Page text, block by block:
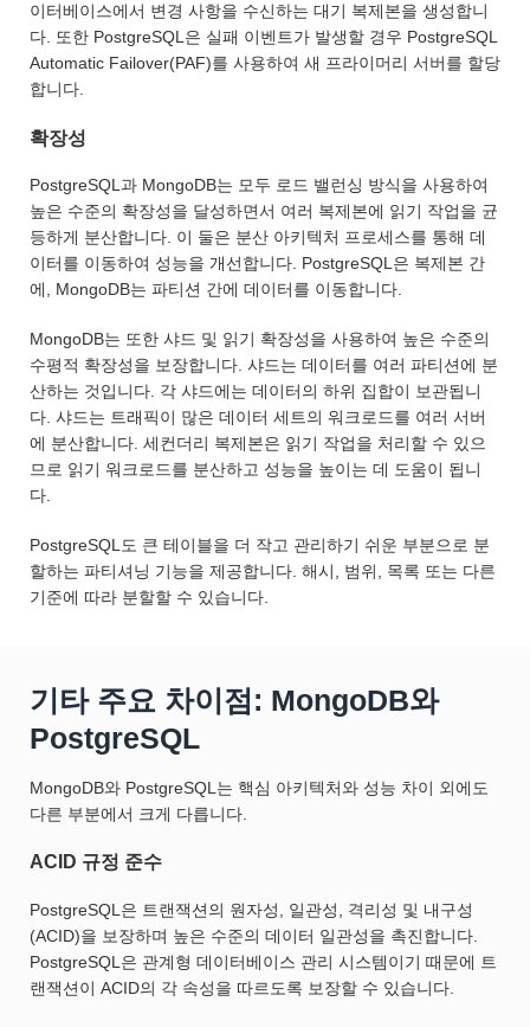
이터베이스에서 변경 사항을 수신하는 대기 복제본을 생성합니
다. 또한 PostgreSQL은 실패 이벤트가 발생할 경우 PostgreSQL
Automatic Failover(PAF)를 사용하여 새 프라이머리 서버를 할당
합니다.
확장성
PostgreSQL과 MongoDB는 모두 로드 밸런싱 방식을 사용하여
높은 수준의 확장성을 달성하면서 여러 복제본에 읽기 작업을 균
등하게 분산합니다. 이 둘은 분산 아키텍처 프로세스를 통해 데
이터를 이동하여 성능을 개선합니다. PostgreSQL은 복제본 간
에, MongoDB는 파티션 간에 데이터를 이동합니다.
MongoDB는 또한 샤드 및 읽기 확장성을 사용하여 높은 수준의
수평적 확장성을 보장합니다. 샤드는 데이터를 여러 파티션에 분
산하는 것입니다. 각 샤드에는 데이터의 하위 집합이 보관됩니
다. 샤드는 트래픽이 많은 데이터 세트의 워크로드를 여러 서버
에 분산합니다. 세컨더리 복제본은 읽기 작업을 처리할 수 있으
므로 읽기 워크로드를 분산하고 성능을 높이는 데 도움이 됩니
다.
PostgreSQL도 큰 테이블을 더 작고 관리하기 쉬운 부분으로 분
할하는 파티셔닝 기능을 제공합니다. 해시, 범위, 목록 또는 다른
기준에 따라 분할할 수 있습니다.
기타 주요 차이점: MongoDB와
PostgreSQL
MongoDB와 PostgreSQL는 핵심 아키텍처와 성능 차이 외에도
다른 부분에서 크게 다릅니다.
ACID 규정 준수
PostgreSQL은 트랜잭션의 원자성, 일관성, 격리성 및 내구성
(ACID)을 보장하며 높은 수준의 데이터 일관성을 촉진합니다.
PostgreSQL은 관계형 데이터베이스 관리 시스템이기 때문에 트
랜잭션이 ACID의 각 속성을 따르도록 보장할 수 있습니다.